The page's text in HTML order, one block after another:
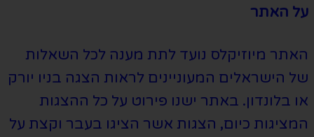
על האתר
האתר מיוזיקלס נועד לתת מענה לכל השאלות
של הישראלים המעוניינים לראות הצגה בניו יורק
או בלונדון. באתר ישנו פירוט על כל ההצגות
המציגות כיום, הצגות אשר הציגו בעבר וקצת על